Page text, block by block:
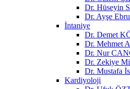
Dr. Hüseyin
Dr. Ayşe
İntaniye
Dr. Demet
Dr. Mehmet
Dr. Nur
Dr. Zekiye
Dr. Mustafa
Kardiyoloji